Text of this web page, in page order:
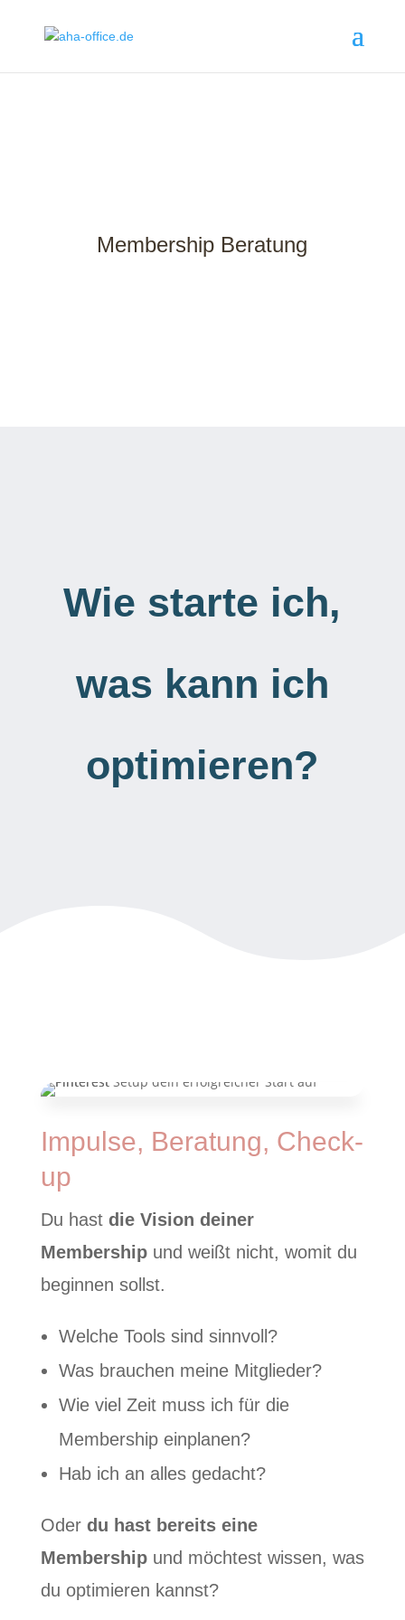
Membership Beratung
Wie starte ich,
was kann ich
optimieren?
Impulse, Beratung, Check-
up
Du hast die Vision deiner
Membershipund weißt nicht, womit du
beginnen sollst.
Welche Tools sind sinnvoll?
Was brauchen meine Mitglieder?
Wie viel Zeit muss ich für die
Membership einplanen?
Hab ich an alles gedacht?
Oder du hast bereits eine
Membershipund möchtest wissen, was
du optimieren kannst?